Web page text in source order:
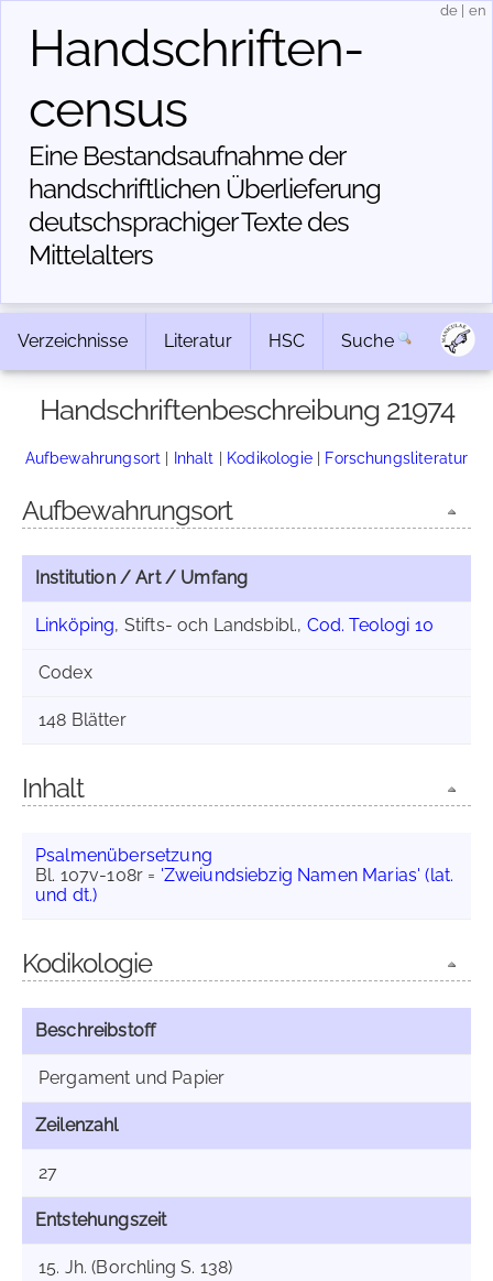
Handschriften­
census
Eine Bestandsaufnahme der
handschriftlichen Über­lieferung
deutschsprachiger Texte des
Mittelalters
de en
Verzeichnisse Literatur HSC Suche
Handschriftenbeschreibung 21974
Aufbewahrungsort | Inhalt | Kodikologie| Forschungsliteratur
Aufbewahrungsort
Institution / Art / Umfang
Linköping, Stifts- och Landsbibl., Cod. Teologi 10
Codex
148 Blätter
Inhalt
Psalmenübersetzung
Bl. 107v-108r = 'Zweiundsiebzig Namen Marias' (lat.
und dt.)
Kodikologie
Beschreibstoff
Pergament und Papier
Zeilenzahl
27
Entstehungszeit
15. Jh. (Borchling S. 138)